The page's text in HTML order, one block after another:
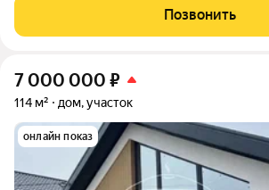
Помещение 50 кв.м, можно оборудовать
баню В доме расположены Гостиная
Позвонить
7 000 000 ₽
114 м² дом, участок
онлайн показ